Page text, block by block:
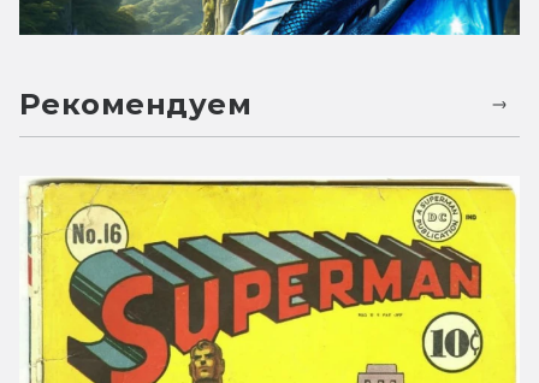
Рекомендуем